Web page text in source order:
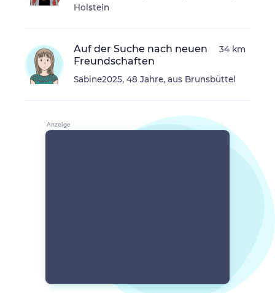
Holstein
Auf der Suche nach neuen
Freundschaften
Sabine2025, 48 Jahre, aus Brunsbüttel
34 km